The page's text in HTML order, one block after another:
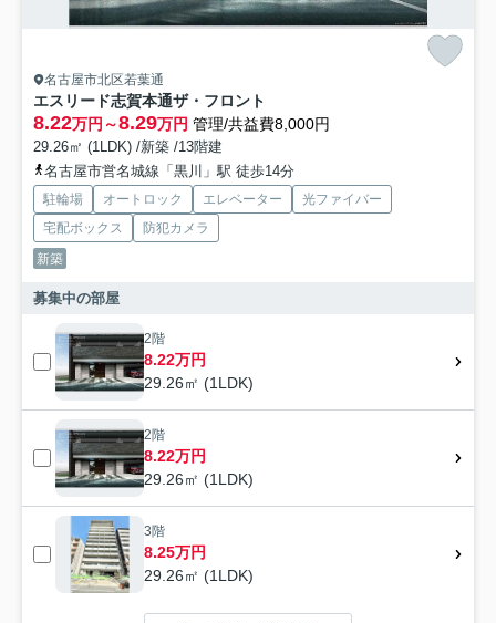
名古屋市北区若葉通
エスリード志賀本通ザ・フロント
8.22万円～8.29万円 管理/共益費8,000円
29.26㎡ (1LDK) /新築 /13階建
名古屋市営名城線「黒川」駅 徒歩14分
駐輪場 オートロック エレベーター
光ファイバー
宅配ボックス
防犯カメラ
新築
募集中の部屋
2階
8.22万円
29.26㎡ (1LDK)
2階
8.22万円
29.26㎡ (1LDK)
3階
8.25万円
29.26㎡ (1LDK)